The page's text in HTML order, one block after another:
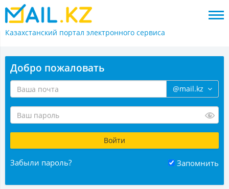
Казахстанский портал электронного сервиса
Добро пожаловать
@mail.kz
Забыли пароль? Запомнить